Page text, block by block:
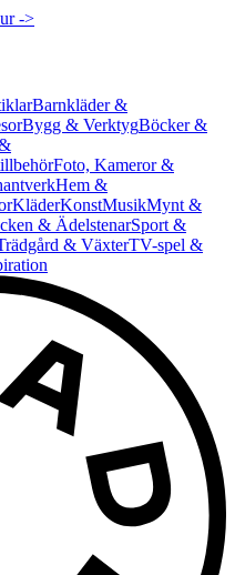
->
Barnkläder &
Bygg & VerktygBöcker &
Foto, Kameror &
Hem &
KläderKonstMusikMynt &
& ÄdelstenarSport &
& VäxterTV-spel &